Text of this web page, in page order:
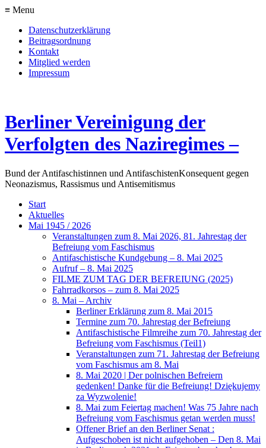
≡ Menu
Datenschutzerklärung
Beitragsordnung
Kontakt
Mitglied werden
Impressum
Berliner Vereinigung der
Verfolgten des Naziregimes –
Bund der Antifaschistinnen und AntifaschistenKonsequent gegen
Neonazismus, Rassismus und Antisemitismus
Start
Aktuelles
Mai 1945 / 2026
Veranstaltungen zum 8. Mai 2026, 81. Jahrestag der
Befreiung vom Faschismus
Antifaschistische Kundgebung – 8. Mai 2025
Aufruf – 8. Mai 2025
FILME ZUM TAG DER BEFREIUNG (2025)
Fahrradkorsos – zum 8. Mai 2025
8. Mai – Archiv
Berliner Erklärung zum 8. Mai 2015
Termine zum 70. Jahrestag der Befreiung
Antifaschistische Filmreihe zum 70. Jahrestag der
Befreiung vom Faschismus (Teil1)
Veranstaltungen zum 71. Jahrestag der Befreiung
vom Faschismus am 8. Mai
8. Mai 2020 | Der polnischen Befreiern
gedenken! Danke für die Befreiung! Dziękujemy
za Wyzwolenie!
8. Mai zum Feiertag machen! Was 75 Jahre nach
Befreiung vom Faschismus getan werden muss!
Offener Brief an den Berliner Senat :
Aufgeschoben ist nicht aufgehoben – Den 8. Mai